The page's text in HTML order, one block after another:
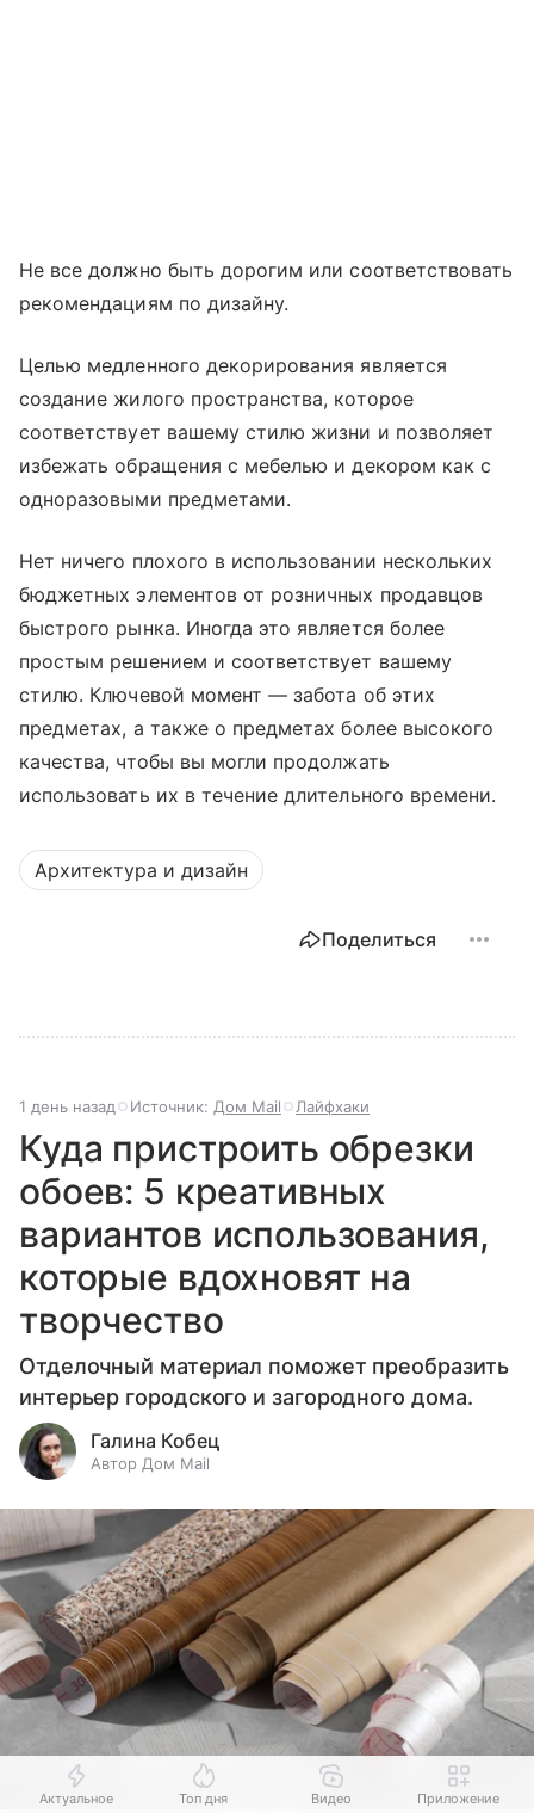
Не все должно быть дорогим или соответствовать
рекомендациям по дизайну.
Целью медленного декорирования является
создание жилого пространства, которое
соответствует вашему стилю жизни и позволяет
избежать обращения с мебелью и декором как с
одноразовыми предметами.
Нет ничего плохого в использовании нескольких
бюджетных элементов от розничных продавцов
быстрого рынка. Иногда это является более
простым решением и соответствует вашему
стилю. Ключевой момент — забота об этих
предметах, а также о предметах более высокого
качества, чтобы вы могли продолжать
использовать их в течение длительного времени.
Архитектура и дизайн
Поделиться
1 день назад Источник: Дом Mail Лайфхаки
Куда пристроить обрезки
обоев: 5 креативных
вариантов использования,
которые вдохновят на
творчество
Отделочный материал поможет преобразить
интерьер городского и загородного дома.
Галина Кобец
Автор Дом Mail
Актуальное Топ дня Видео Приложение